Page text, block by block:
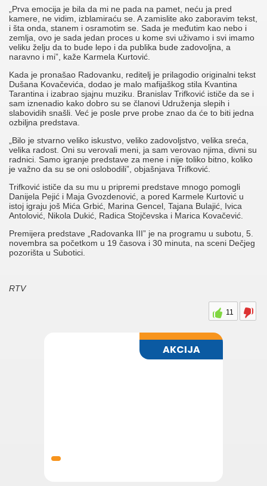
„Prva emocija je bila da mi ne pada na pamet, neću ja pred
kamere, ne vidim, izblamiraću se. A zamislite ako zaboravim tekst,
i šta onda, stanem i osramotim se. Sada je međutim kao nebo i
zemlja, ovo je sada jedan proces u kome svi uživamo i svi imamo
veliku želju da to bude lepo i da publika bude zadovoljna, a
naravno i mi”, kaže Karmela Kurtović.
Kada je pronašao Radovanku, reditelj je prilagodio originalni tekst
Dušana Kovačevića, dodao je malo mafijaškog stila Kvantina
Tarantina i izabrao sjajnu muziku. Branislav Trifković ističe da se i
sam iznenadio kako dobro su se članovi Udruženja slepih i
slabovidih snašli. Već je posle prve probe znao da će to biti jedna
ozbiljna predstava.
„Bilo je stvarno veliko iskustvo, veliko zadovoljstvo, velika sreća,
velika radost. Oni su verovali meni, ja sam verovao njima, divni su
radnici. Samo igranje predstave za mene i nije toliko bitno, koliko
je važno da su se oni oslobodili”, objašnjava Trifković.
Trifković ističe da su mu u pripremi predstave mnogo pomogli
Danijela Pejić i Maja Gvozdenović, a pored Karmele Kurtović u
istoj igraju još Mića Grbić, Marina Gencel, Tajana Bulajić, Ivica
Antolović, Nikola Dukić, Radica Stojčevska i Marica Kovačević.
Premijera predstave „Radovanka III” je na programu u subotu, 5.
novembra sa početkom u 19 časova i 30 minuta, na sceni Dečjeg
pozorišta u Subotici.
RTV
11